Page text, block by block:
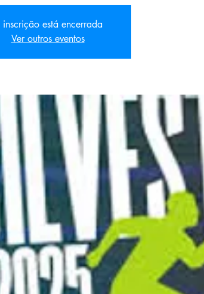
está encerrada
Ver outros eventos